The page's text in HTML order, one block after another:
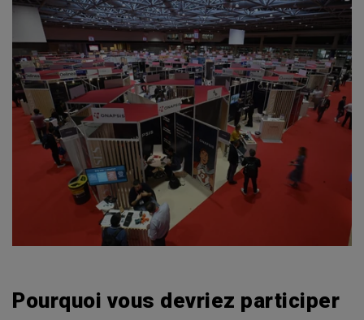
Pourquoi vous devriez participer